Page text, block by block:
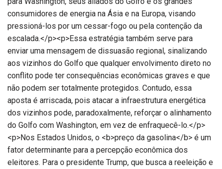
consumidores de energia na Ásia e na Europa, visando
pressioná-los por um cessar-fogo ou pela contenção da
escalada.</p><p>Essa estratégia também serve para
enviar uma mensagem de dissuasão regional, sinalizando
aos vizinhos do Golfo que qualquer envolvimento direto no
conflito pode ter consequências econômicas graves e que
não podem ser totalmente protegidos. Contudo, essa
aposta é arriscada, pois atacar a infraestrutura energética
dos vizinhos pode, paradoxalmente, reforçar o alinhamento
do Golfo com Washington, em vez de enfraquecê-lo.</p>
<p>Nos Estados Unidos, o <b>preço da gasolina</b> é um
fator determinante para a percepção econômica dos
eleitores. Para o presidente Trump, que busca a reeleição e